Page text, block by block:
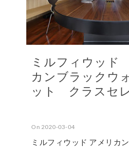
ミルフィウッド
カンブラックウ
ット クラスセ
On 2020-03-04
ミルフィウッド アメリカ